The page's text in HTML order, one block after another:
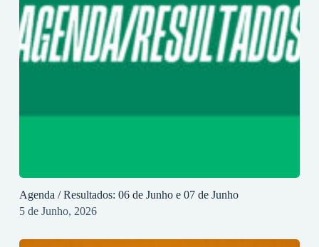
Agenda / Resultados: 06 de Junho e 07 de Junho
5 de Junho, 2026